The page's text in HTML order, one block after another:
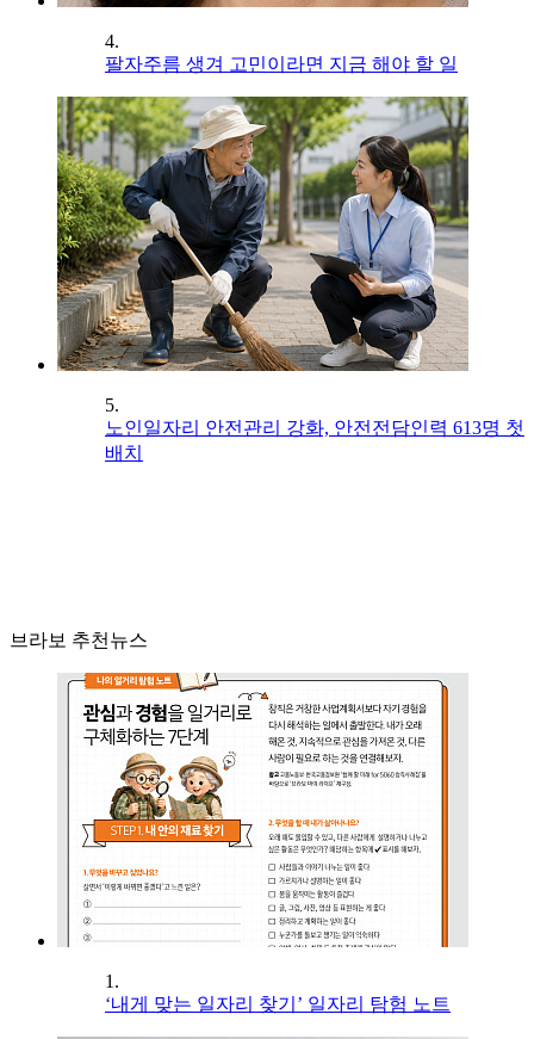
4.
팔자주름 생겨 고민이라면 지금 해야 할 일
5.
노인일자리 안전관리 강화, 안전전담인력 613명 첫
배치
브라보 추천뉴스
1.
‘내게 맞는 일자리 찾기’ 일자리 탐험 노트